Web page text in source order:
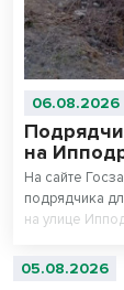
06.08.2026
на
На сайте
подрядчика
на улице
05.08.2026